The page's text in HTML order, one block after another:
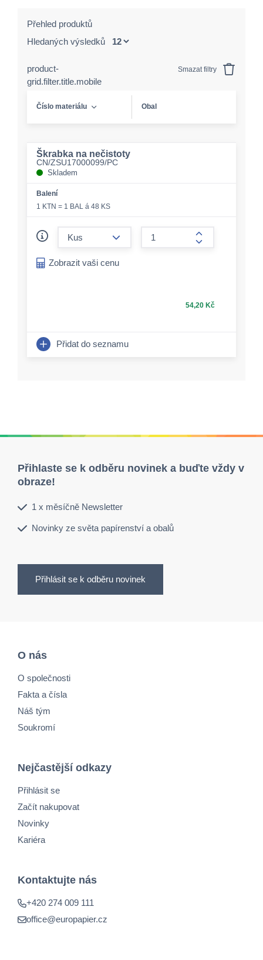
Přehled produktů
Hledaných výsledků
product-
grid.filter.title.mobile
Smazat filtry
Číslo materiálu Obal
Škrabka na nečistoty
CN/ZSU17000099/PC
Skladem
Balení
1 KTN = 1 BAL á 48 KS
form.increase-
Zobrazit vaši cenu
54,20 Kč
Přidat do seznamu
Přihlaste se k odběru novinek a buďte vždy v
obraze!
1 x měsíčně Newsletter
Novinky ze světa papírenství a obalů
Přihlásit se k odběru novinek
O nás
O společnosti
Fakta a čísla
Náš tým
Soukromí
Nejčastější odkazy
Přihlásit se
Začít nakupovat
Novinky
Kariéra
Kontaktujte nás
+420 274 009 111
office@europapier.cz